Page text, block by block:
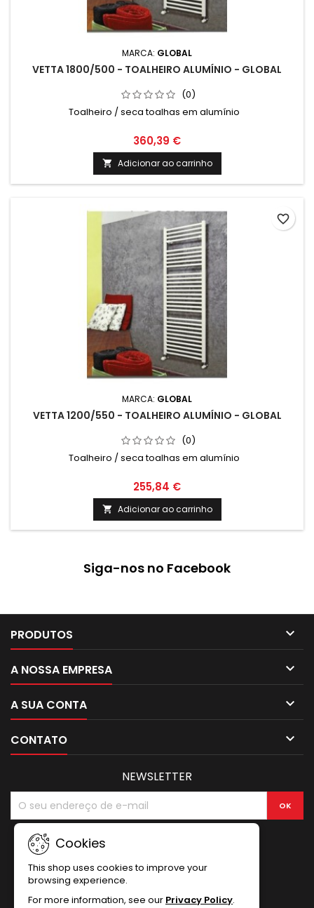
MARCA: GLOBAL
VETTA 1800/500 - TOALHEIRO ALUMÍNIO - GLOBAL
(0)
Toalheiro / seca toalhas em alumínio
360,39 €
 Adicionar ao carrinho
MARCA: GLOBAL
VETTA 1200/550 - TOALHEIRO ALUMÍNIO - GLOBAL
(0)
Toalheiro / seca toalhas em alumínio
255,84 €
 Adicionar ao carrinho
favorite_border
Siga-nos no Facebook
PRODUTOS 
A NOSSA EMPRESA 
A SUA CONTA 
CONTATO 
Cookies
This shop uses cookies to improve your
browsing experience.
For more information, see our Privacy Policy.
NEWSLETTER